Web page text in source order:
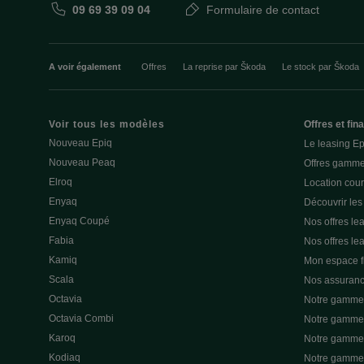
09 69 39 09 04 Formulaire de contact
A voir également Offres La reprise par Škoda Le stock par Škoda
Voir tous les modèles
Nouveau Epiq
Nouveau Peaq
Elroq
Enyaq
Enyaq Coupé
Fabia
Kamiq
Scala
Octavia
Octavia Combi
Karoq
Kodiaq
Offres et
Le leasing
Offres
Location
Découvrir
Nos offres
Nos offres
Mon espace
Nos
Notre
Notre
Notre
Notre